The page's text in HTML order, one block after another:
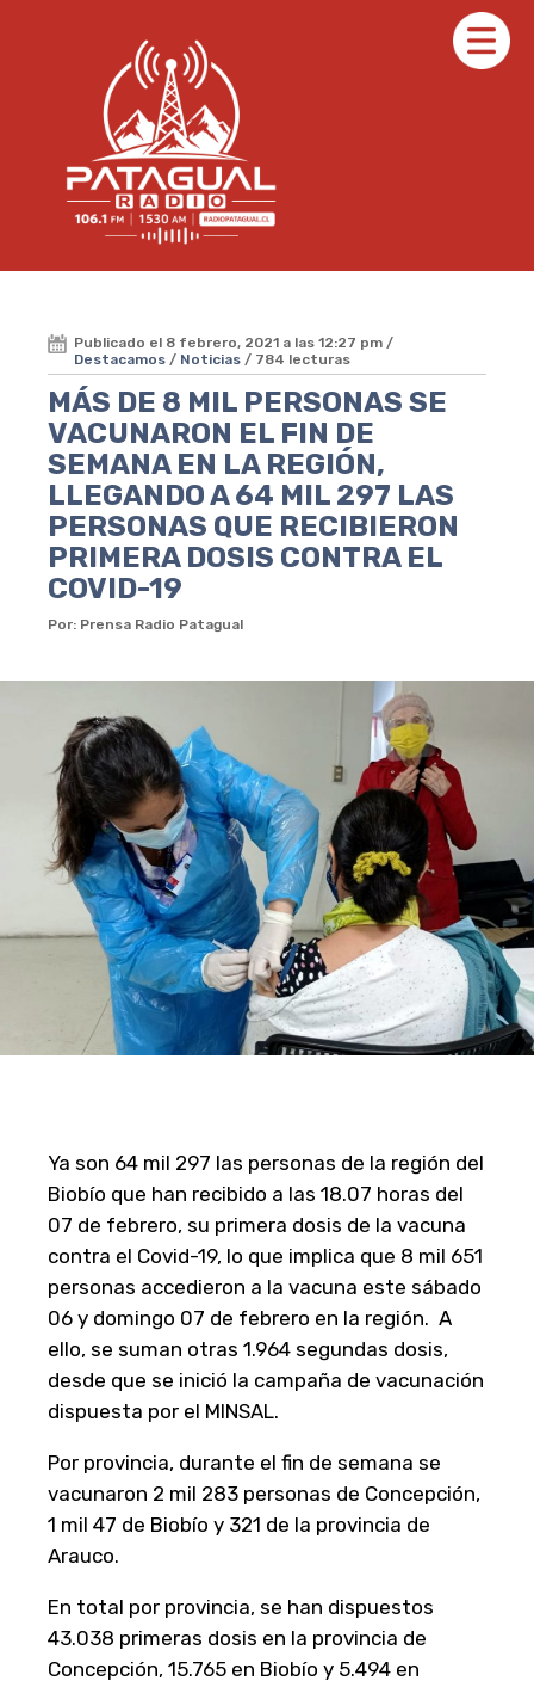
Publicado el 8 febrero, 2021 a las 12:27 pm /
Destacamos / Noticias / 784 lecturas
MÁS DE 8 MIL PERSONAS SE
VACUNARON EL FIN DE
SEMANA EN LA REGIÓN,
LLEGANDO A 64 MIL 297 LAS
PERSONAS QUE RECIBIERON
PRIMERA DOSIS CONTRA EL
COVID-19
Por: Prensa Radio Patagual
Ya son 64 mil 297 las personas de la región del
Biobío que han recibido a las 18.07 horas del
07 de febrero, su primera dosis de la vacuna
contra el Covid-19, lo que implica que 8 mil 651
personas accedieron a la vacuna este sábado
06 y domingo 07 de febrero en la región. A
ello, se suman otras 1.964 segundas dosis,
desde que se inició la campaña de vacunación
dispuesta por el MINSAL.
Por provincia, durante el fin de semana se
vacunaron 2 mil 283 personas de Concepción,
1 mil 47 de Biobío y 321 de la provincia de
Arauco.
En total por provincia, se han dispuestos
43.038 primeras dosis en la provincia de
Concepción, 15.765 en Biobío y 5.494 en